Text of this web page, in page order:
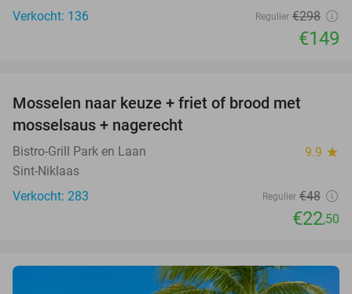
Verkocht: 136
Regulier €298
€149
Mosselen naar keuze + friet of brood met
mosselsaus + nagerecht
Bistro-Grill Park en Laan 9.9 star
Sint-Niklaas
Verkocht: 283
Regulier €48
€22,50